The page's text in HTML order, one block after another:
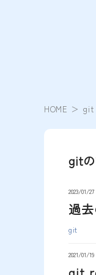
HOME git
git
2023/01/27
過
git
2021/01/19